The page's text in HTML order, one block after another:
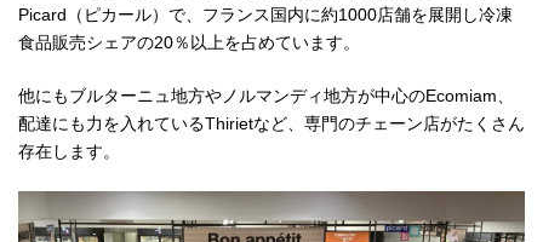
Picard（ピカール）で、フランス国内に約1000店舗を展開し冷凍
食品販売シェアの20％以上を占めています。
他にもブルターニュ地方やノルマンディ地方が中心のEcomiam、
配達にも力を入れているThirietなど、専門のチェーン店がたくさん
存在します。